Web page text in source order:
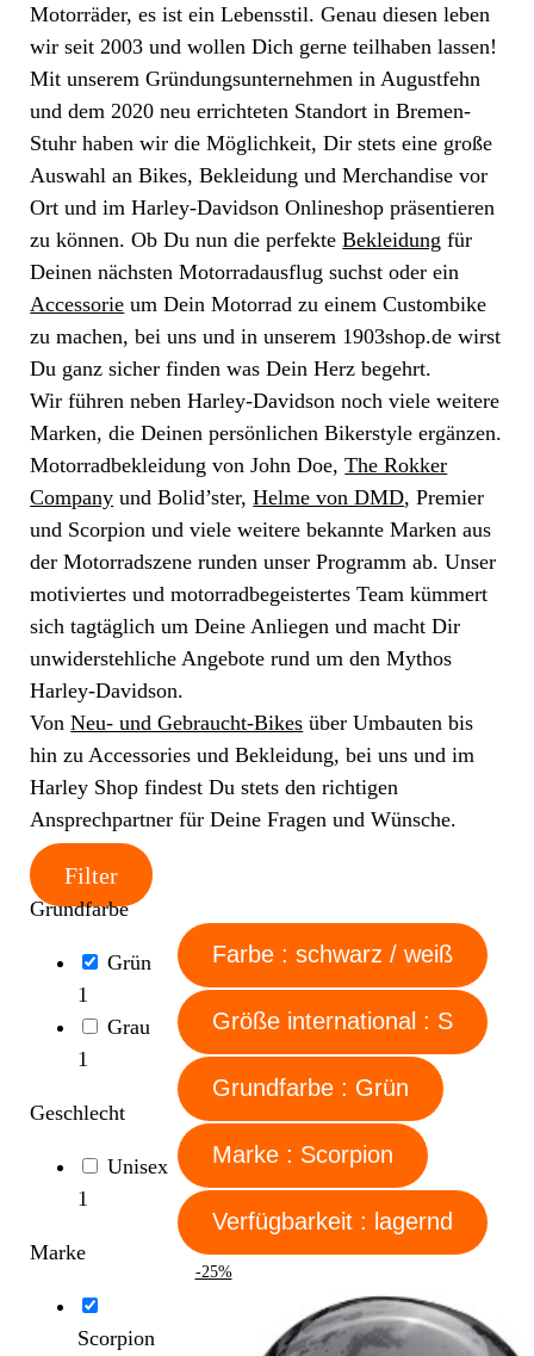
Motorräder, es ist ein Lebensstil. Genau diesen leben
wir seit 2003 und wollen Dich gerne teilhaben lassen!
Mit unserem Gründungsunternehmen in Augustfehn
und dem 2020 neu errichteten Standort in Bremen-
Stuhr haben wir die Möglichkeit, Dir stets eine große
Auswahl an Bikes, Bekleidung und Merchandise vor
Ort und im Harley-Davidson Onlineshop präsentieren
zu können. Ob Du nun die perfekteBekleidung für
Deinen nächsten Motorradausflug suchst oder ein
Accessorie um Dein Motorrad zu einem Custombike
zu machen, bei uns und in unserem 1903shop.de wirst
Du ganz sicher finden was Dein Herz begehrt.
Wir führen neben Harley-Davidson noch viele weitere
Marken, die Deinen persönlichen Bikerstyle ergänzen.
Motorradbekleidung von John Doe,The Rokker
Company und Bolid’ster,Helme von DMD, Premier
und Scorpion und viele weitere bekannte Marken aus
der Motorradszene runden unser Programm ab. Unser
motiviertes und motorradbegeistertes Team kümmert
sich tagtäglich um Deine Anliegen und macht Dir
unwiderstehliche Angebote rund um den Mythos
Harley-Davidson.
VonNeu- und Gebraucht-Bikes über Umbauten bis
hin zu Accessories und Bekleidung, bei uns und im
Harley Shop findest Du stets den richtigen
Ansprechpartner für Deine Fragen und Wünsche.
Filter
Grundfarbe
Grün
1
Grau
1
Geschlecht
Unisex
1
Marke
Scorpion
Farbe : schwarz / weiß
Größe international : S
Grundfarbe : Grün
Marke : Scorpion
Verfügbarkeit : lagernd
-25%